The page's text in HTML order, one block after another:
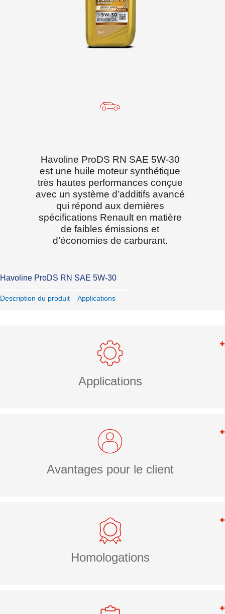
Havoline ProDS RN SAE 5W-30
est une huile moteur synthétique
très hautes performances conçue
avec un système d’additifs avancé
qui répond aux dernières
spécifications Renault en matière
de faibles émissions et
d’économies de carburant.
Havoline ProDS RN SAE 5W-30
Description du produit Applications
Applications
Avantages pour le client
Homologations